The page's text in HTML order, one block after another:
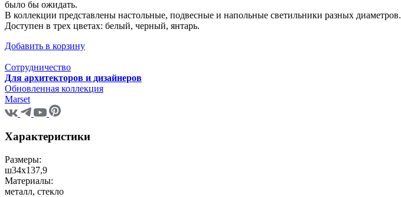
было бы ожидать.
В коллекции представлены настольные, подвесные и напольные светильники разных диаметров.
Доступен в трех цветах: белый, черный, янтарь.
Добавить в корзину
Сотрудничество
Для архитекторов и дизайнеров
Обновленная коллекция
Marset
Характеристики
Размеры:
ш34x137,9
Материалы:
металл, стекло